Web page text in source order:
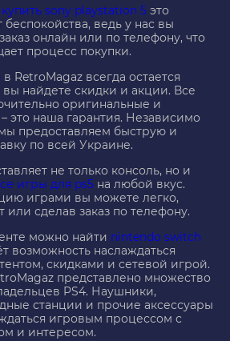
купить sony playstation 5 это
ведь у нас вы
онлайн или по телефону, что
процесс покупки.
в RetroMagaz всегда остается
вы найдете скидки и акции. Все
оригинальные и
это наша гарантия. Независимо
предоставляем быструю и
по всей Украине.
не только консоль, но и
игры для ps5 на любой вкус.
играми вы можете легко,
или сделав заказ по телефону.
можно найти nintendo switch
возможность наслаждаться
скидками и сетевой игрой.
представлено множество
PS4. Наушники,
станции и прочие аксессуары
игровым процессом с
и интересом.